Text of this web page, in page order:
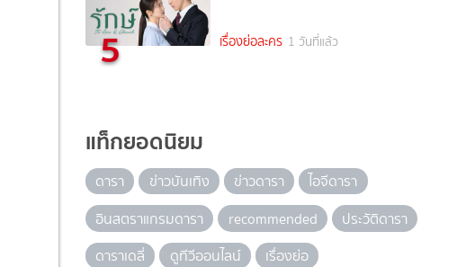
5 เรื่องย่อละคร 1 วันที่แล้ว
แท็กยอดนิยม
ดารา ข่าวบันเทิง ข่าวดารา
ไอจีดารา
อินสตราแกรมดารา
recommended
ประวัติดารา
ดาราเดลี่
ดูทีวีออนไลน์ เรื่องย่อ